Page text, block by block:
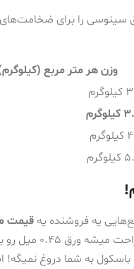
سینوسی را برای ضخامت‌های
وزن هر متر مربع
یه فروشنده یه قیمت
ولی باسکول به شما دروغ